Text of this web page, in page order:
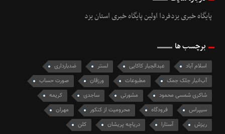
پایگاه خبری یزدفردا اولین پایگاه خبری استان یزد
برچسب ها
اسلام آباد عبدالجبار کاکایی لستر
ضدبارداری
آب‌انبار جلک جمک
مطبوعات ورزقان
صورت حساب
شاكری شمسی محمود
مشورتی ساجدی
کریمه
سیپراس
فرودگاه محرومیت از کنکور
مهران
ریزش
آستارا دریاچه پریشان کلن